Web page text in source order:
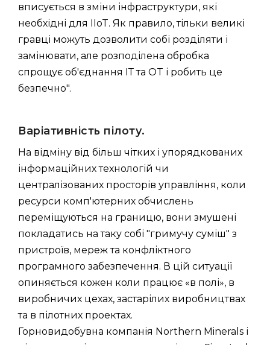
вписується в зміни інфраструктури, які
необхідні для IIoT. Як правило, тільки великі
гравці можуть дозволити собі розділяти і
замінювати, але розподілена обробка
спрощує об'єднання IТ та OT і робить це
безпечно".
Варіативність пілоту.
На відміну від більш чітких і упорядкованих
інформаційних технологій чи
централізованих просторів управління, коли
ресурси комп'ютерних обчислень
переміщуються на границю, вони змушені
покладатись на таку собі "гримучу суміш" з
пристроїв, мереж та конфліктного
програмного забезпечення. В цій ситуації
опиняється кожен коли працює «в полі», в
виробничих цехах, застарілих виробництвах
та в пілотних проектах.
Горновидобувна компанія Northern Minerals і